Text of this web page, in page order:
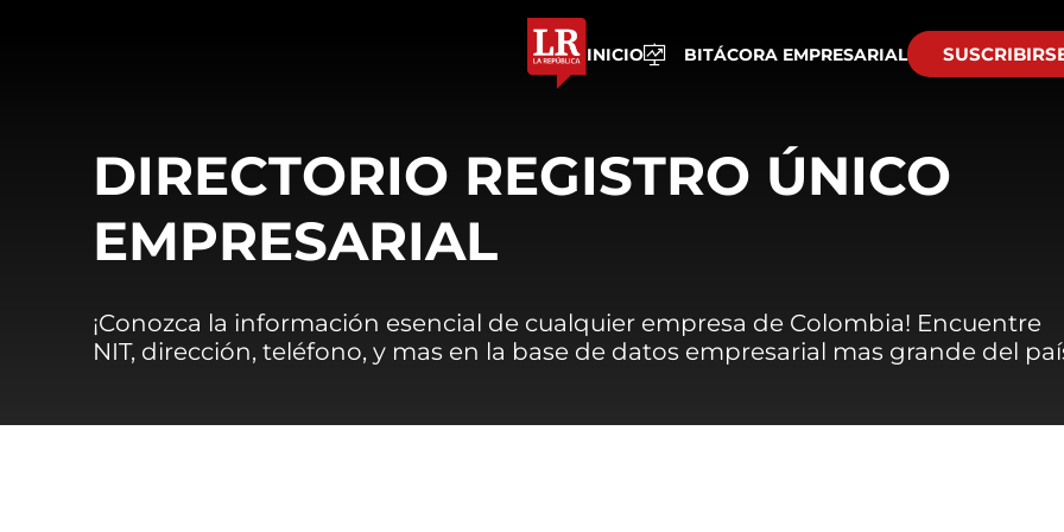
INICIO BITÁCORA EMPRESARIAL
DIRECTORIO REGISTRO ÚNICO
EMPRESARIAL
¡Conozca la información esencial de cualquier empresa de Colombia! Encuentre
NIT, dirección, teléfono, y mas en la base de datos empresarial mas grande del